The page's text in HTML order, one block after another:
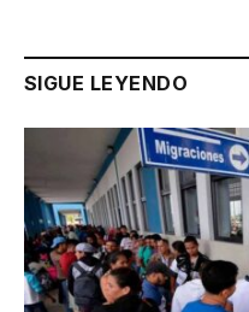
SIGUE LEYENDO